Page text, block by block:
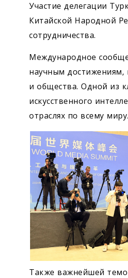
Участие делегации
Китайской Народной
сотрудничества.
Международное
научным
и общества. Одной из
искусственного
отраслях по всему миру.
Также важнейшей